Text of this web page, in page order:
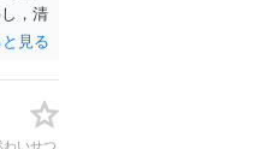
，清
必要
わいせつ